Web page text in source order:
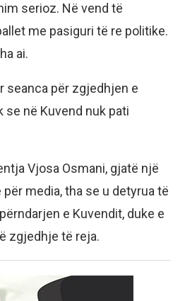
serioz. Në vend të
me pasiguri të re politike.
ai.
seanca për zgjedhjen e
se në Kuvend nuk pati
Vjosa Osmani, gjatë një
media, tha se u detyrua të
e Kuvendit, duke e
zgjedhje të reja.